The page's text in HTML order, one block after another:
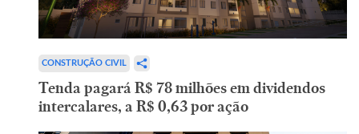
CONSTRUÇÃO CIVIL
Tenda pagará R$ 78 milhões em dividendos
intercalares, a R$ 0,63 por ação